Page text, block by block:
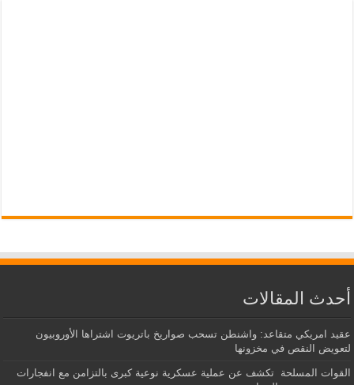
أحدث المقالات
عقيد امريكي متقاعد: واشنطن تسحب صواريخ باتريوت اشتراها الأوروبيون
لتعويض النقص في مخزونها
القوات المسلحة تكشف عن عملية عسكرية نوعية كبرى بالتزامن مع انفجارات